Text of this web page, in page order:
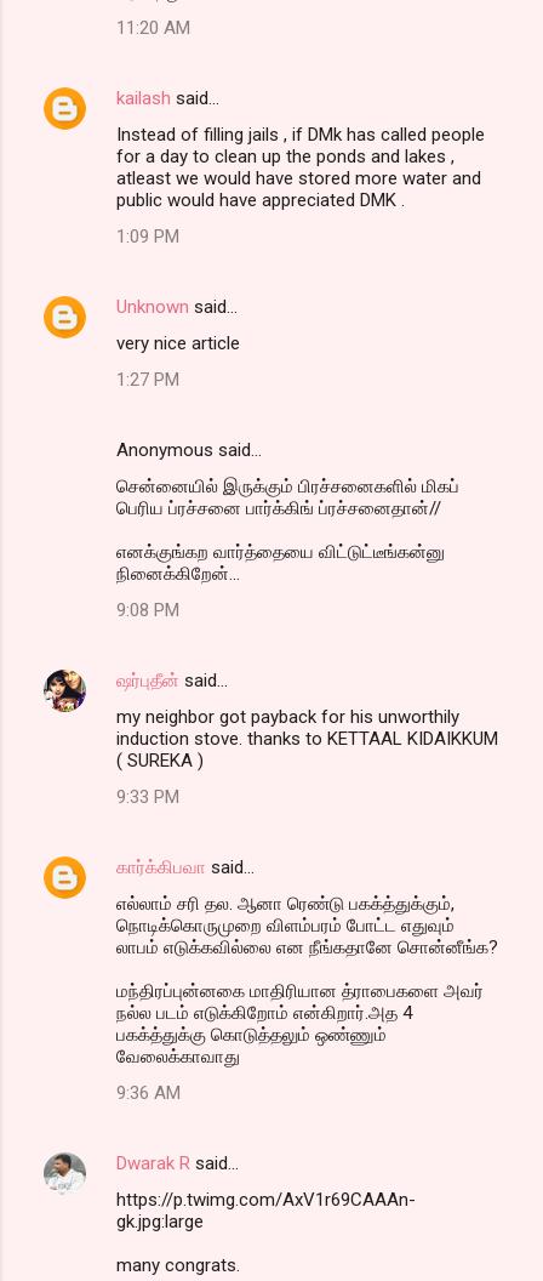
11:20 AM
kailash said…
Instead of filling jails , if DMk has called people
for a day to clean up the ponds and lakes ,
atleast we would have stored more water and
public would have appreciated DMK .
1:09 PM
Unknown said…
very nice article
1:27 PM
Anonymous said…
சென்னையில் இருக்கும் பிரச்சனைகளில் மிகப்
பெரிய ப்ரச்சனை பார்க்கிங் ப்ரச்சனைதான்//
எனக்குங்கற வார்த்தையை விட்டுட்டீங்கன்னு
நினைக்கிறேன்...
9:08 PM
ஷர்புதீன் said…
my neighbor got payback for his unworthily
induction stove. thanks to KETTAAL KIDAIKKUM
( SUREKA )
9:33 PM
கார்க்கிபவா said…
எல்லாம் சரி தல. ஆனா ரெண்டு பகக்த்துக்கும்,
நொடிக்கொருமுறை விளம்பரம் போட்ட எதுவும்
லாபம் எடுக்கவில்லை என நீங்கதானே சொன்னீங்க?
மந்திரப்புன்னகை மாதிரியான த்ராபைகளை அவர்
நல்ல படம் எடுக்கிறோம் என்கிறார்.அத 4
பகக்த்துக்கு கொடுத்தலும் ஒண்ணும்
வேலைக்காவாது
9:36 AM
Dwarak R said…
https://p.twimg.com/AxV1r69CAAAn-
gk.jpg:large
many congrats.